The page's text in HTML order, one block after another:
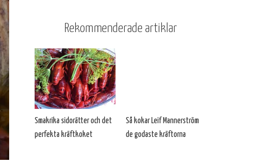
Rekommenderade artiklar
Smakrika sidorätter och det
perfekta kräftkoket
Så kokar Leif Mannerström
de godaste kräftorna